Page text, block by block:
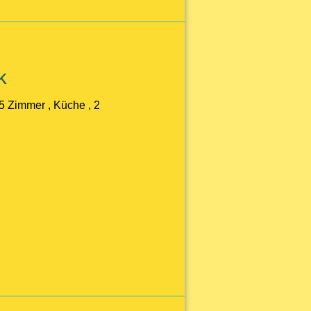
Zimmer , Küche , 2